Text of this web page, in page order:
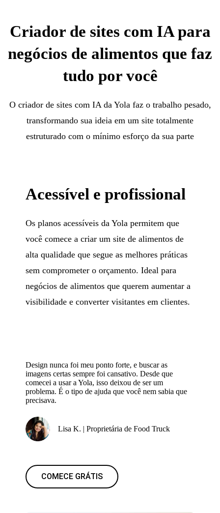
Criador de sites com IA para
negócios de alimentos que faz
tudo por você
O criador de sites com IA da Yola faz o trabalho pesado,
transformando sua ideia em um site totalmente
estruturado com o mínimo esforço da sua parte
Acessível e profissional
Os planos acessíveis da Yola permitem que
você comece a criar um site de alimentos de
alta qualidade que segue as melhores práticas
sem comprometer o orçamento. Ideal para
negócios de alimentos que querem aumentar a
visibilidade e converter visitantes em clientes.
Design nunca foi meu ponto forte, e buscar as
imagens certas sempre foi cansativo. Desde que
comecei a usar a Yola, isso deixou de ser um
problema. É o tipo de ajuda que você nem sabia que
precisava.
Lisa K. | Proprietária de Food Truck
COMECE GRÁTIS